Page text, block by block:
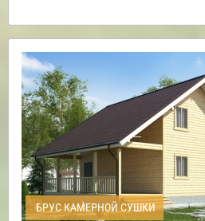
БРУС КАМЕРНОЙ СУШКИ